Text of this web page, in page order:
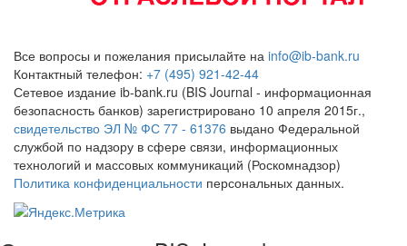
Все вопросы и пожелания присылайте на info@ib-bank.ru
Контактный телефон: +7 (495) 921-42-44
Сетевое издание ib-bank.ru (BIS Journal - информационная
безопасность банков) зарегистрировано 10 апреля 2015г.,
свидетельство ЭЛ № ФС 77 - 61376 выдано Федеральной
службой по надзору в сфере связи, информационных
технологий и массовых коммуникаций (Роскомнадзор)
Политика конфиденциальности персональных данных.